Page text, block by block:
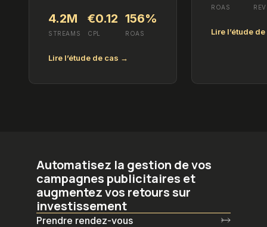
4.2M
STREAMS
€0.12
CPL
156%
ROAS
Lire l’étude de cas →
ROAS
Lire l’étude
Automatisez la gestion de vos
campagnes publicitaires et
augmentez vos retours sur
investissement
Prendre rendez-vous